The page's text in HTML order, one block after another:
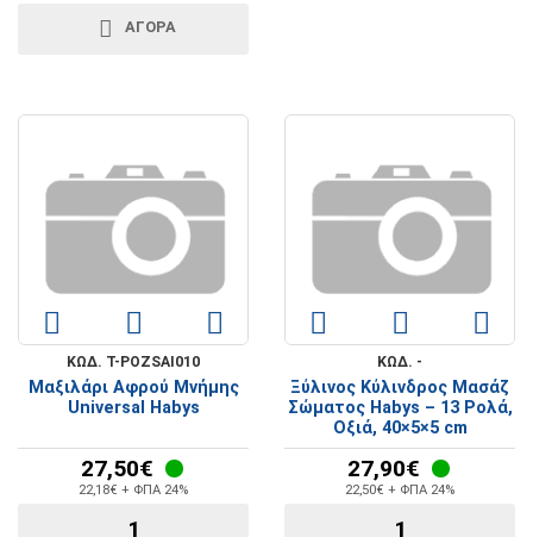
ΑΓΟΡΑ
ΚΩΔ. T-POZSAI010
Μαξιλάρι Αφρού Μνήμης
Universal Habys
27,50€
22,18€ + ΦΠΑ 24%
ΚΩΔ. -
Ξύλινος Κύλινδρος Μασάζ
Σώματος Habys – 13 Ρολά,
Οξιά, 40×5×5 cm
27,90€
22,50€ + ΦΠΑ 24%